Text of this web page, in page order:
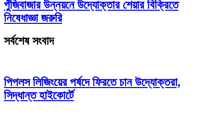
পুঁজিবাজার উন্নয়নে উদ্যোক্তার শেয়ার বিক্রিতে
নিষেধাজ্ঞা জরুরি
সর্বশেষ সংবাদ
পিপলস লিজিংয়ের পর্ষদে ফিরতে চান উদ্যোক্তরা,
সিদ্ধান্ত হাইকোর্টে